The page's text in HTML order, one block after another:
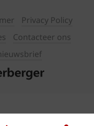
Privacy Policy
Contacteer ons